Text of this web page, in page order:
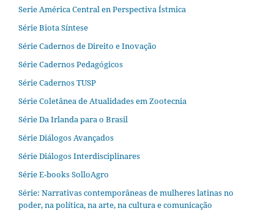
Serie América Central en Perspectiva Ístmica
Série Biota Síntese
Série Cadernos de Direito e Inovação
Série Cadernos Pedagógicos
Série Cadernos TUSP
Série Coletânea de Atualidades em Zootecnia
Série Da Irlanda para o Brasil
Série Diálogos Avançados
Série Diálogos Interdisciplinares
Série E-books SolloAgro
Série: Narrativas contemporâneas de mulheres latinas no
poder, na política, na arte, na cultura e comunicação